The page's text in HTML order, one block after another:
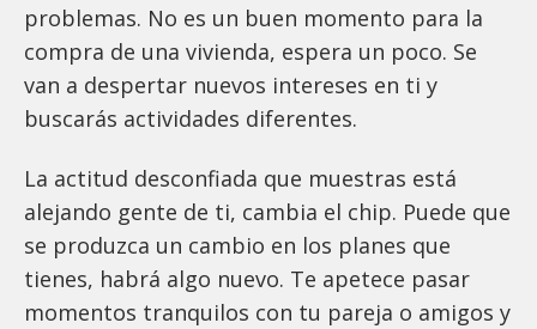
problemas. No es un buen momento para la
compra de una vivienda, espera un poco. Se
van a despertar nuevos intereses en ti y
buscarás actividades diferentes.
La actitud desconfiada que muestras está
alejando gente de ti, cambia el chip. Puede que
se produzca un cambio en los planes que
tienes, habrá algo nuevo. Te apetece pasar
momentos tranquilos con tu pareja o amigos y